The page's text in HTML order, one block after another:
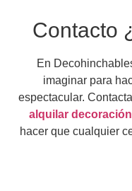
Contacto
En
imaginar para
espectacular.
alquilar
hacer que cualquier